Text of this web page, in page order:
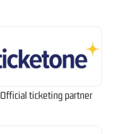
Official ticketing partner